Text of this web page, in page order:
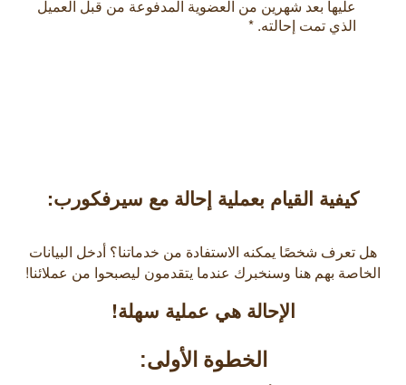
عليها بعد شهرين من العضوية المدفوعة من قبل العميل
الذي تمت إحالته. *
كيفية القيام بعملية إحالة مع سيرفكورب:
هل تعرف شخصًا يمكنه الاستفادة من خدماتنا؟ أدخل البيانات
الخاصة بهم هنا وسنخبرك عندما يتقدمون ليصبحوا من عملائنا!
الإحالة هي عملية سهلة!
الخطوة الأولى: